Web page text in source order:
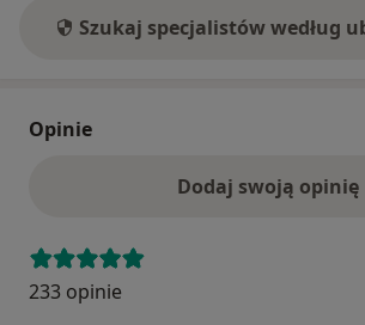
Szukaj specjalistów według
Opinie
Dodaj swoją opinię
233 opinie